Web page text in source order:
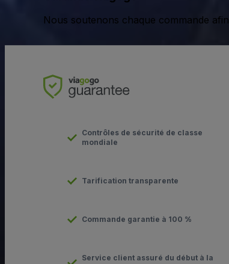
Nous soutenons chaque commande
Contrôles de sécurité de classe
mondiale
Tarification transparente
Commande garantie à 100 %
Service client assuré du début à la